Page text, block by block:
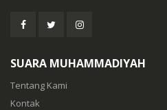
SUARA MUHAMMADIYAH
Tentang Kami
Kontak